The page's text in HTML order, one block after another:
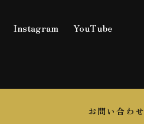
Instagram YouTube
お問い合わせ